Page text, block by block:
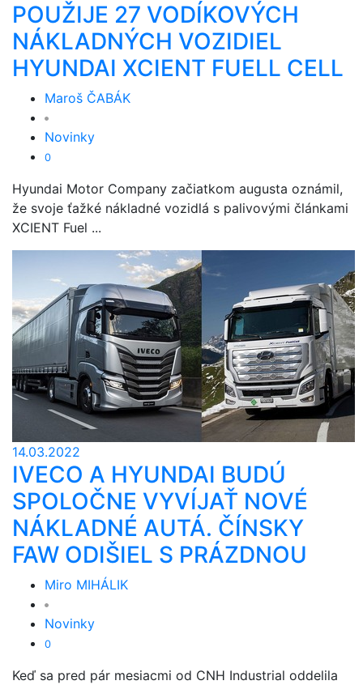
POUŽIJE 27 VODÍKOVÝCH
NÁKLADNÝCH VOZIDIEL
HYUNDAI XCIENT FUELL CELL
Maroš ČABÁK
Novinky
0
Hyundai Motor Company začiatkom augusta oznámil,
že svoje ťažké nákladné vozidlá s palivovými článkami
XCIENT Fuel ...
14.03.2022
IVECO A HYUNDAI BUDÚ
SPOLOČNE VYVÍJAŤ NOVÉ
NÁKLADNÉ AUTÁ. ČÍNSKY
FAW ODIŠIEL S PRÁZDNOU
Miro MIHÁLIK
Novinky
0
Keď sa pred pár mesiacmi od CNH Industrial oddelila